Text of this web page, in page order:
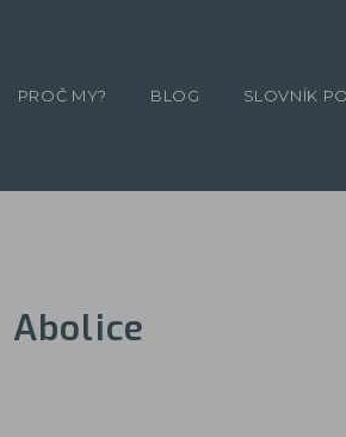
Abolice
PROČ MY? BLOG SLOVNÍK